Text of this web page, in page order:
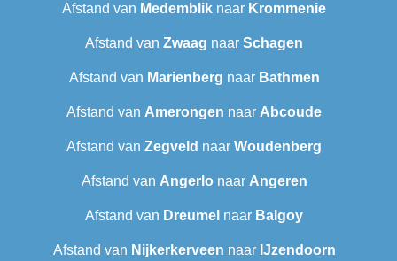
Afstand van Medemblik naar Krommenie
Afstand van Zwaag naar Schagen
Afstand van Marienberg naar Bathmen
Afstand van Amerongen naar Abcoude
Afstand van Zegveld naar Woudenberg
Afstand van Angerlo naar Angeren
Afstand van Dreumel naar Balgoy
Afstand van Nijkerkerveen naar IJzendoorn